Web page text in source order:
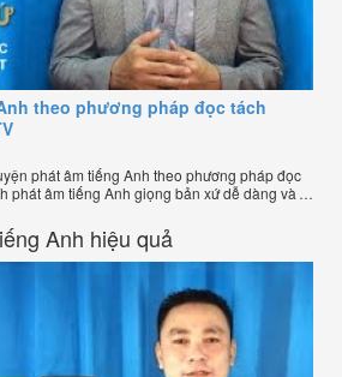
theo phương pháp đọc tách
phát âm tiếng Anh theo phương pháp đọc
phát âm tiếng Anh giọng bản xứ dễ dàng và
tuyến chặt chẽ nhất thế giới!
Anh hiệu quả